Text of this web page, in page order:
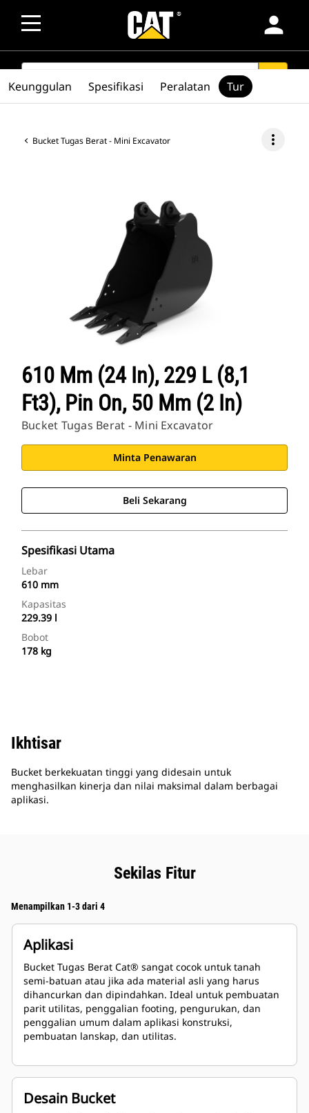
person
SEARCH
Bucket Tugas Berat - Mini Excavator more_vert
610 Mm (24 In), 229 L (8,1
Ft3), Pin On, 50 Mm (2 In)
Bucket Tugas Berat - Mini Excavator
Minta Penawaran
Beli Sekarang
Spesifikasi Utama
Lebar
610 mm
Kapasitas
229.39 l
Bobot
178 kg
Keunggulan Spesifikasi Peralatan Tur
Ikhtisar
Bucket berkekuatan tinggi yang didesain untuk
menghasilkan kinerja dan nilai maksimal dalam berbagai
aplikasi.
Sekilas Fitur
Menampilkan 1-3 dari 4
Aplikasi
Bucket Tugas Berat Cat® sangat cocok untuk tanah
semi-batuan atau jika ada material asli yang harus
dihancurkan dan dipindahkan. Ideal untuk pembuatan
parit utilitas, penggalian footing, pengurukan, dan
penggalian umum dalam aplikasi konstruksi,
pembuatan lanskap, dan utilitas.
Desain Bucket